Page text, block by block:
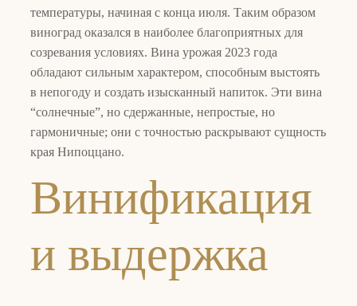
температуры, начиная с конца июля. Таким образом
виноград оказался в наиболее благоприятных для
созревания условиях. Вина урожая 2023 года
обладают сильным характером, способным выстоять
в непогоду и создать изысканный напиток. Эти вина
“солнечные”, но сдержанные, непростые, но
гармоничные; они с точностью раскрывают сущность
края Нипоццано.
Винификация
и выдержка